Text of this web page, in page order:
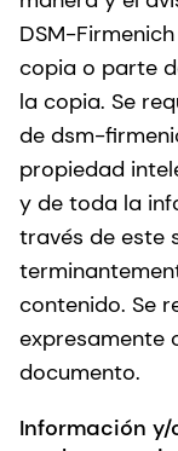
DSM-
copia o parte
la copia. Se
de dsm-
propiedad
y de toda la
través de este
contenido. Se
expresamente
documento.
Información